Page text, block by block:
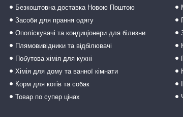
Безкоштовна доставка Новою Поштою
Засоби для прання одягу
Ополіскувачі та кондиціонери для білизни
Плямовивідники та відбілювачі
Побутова хімія для кухні
Хімія для дому та ванної кімнати
Корм для котів та собак
Товар по супер цінах